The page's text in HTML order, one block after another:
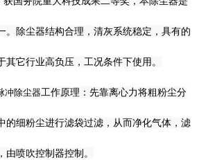
。除尘器结构合理，清灰系统稳定，具有的
其它行业高负压，工况条件下使用。
冲除尘器工作原理：先靠离心力将粗粉尘分
的细粉尘进行滤袋过滤，从而净化气体，滤
喷吹控制器控制。